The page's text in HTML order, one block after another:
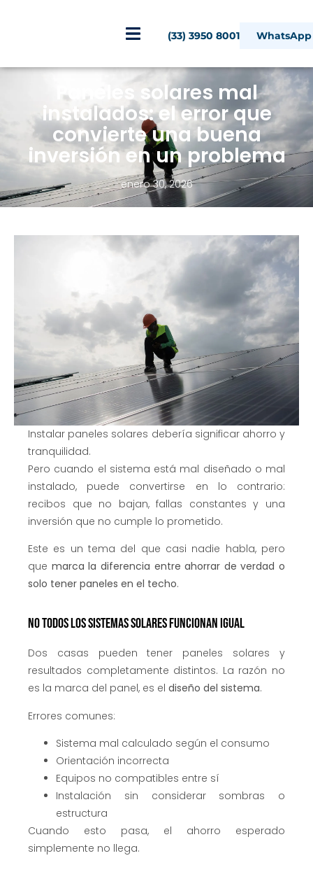
(33) 3950 8001 WhatsApp
Paneles solares mal
instalados: el error que
convierte una buena
inversión en un problema
enero 30, 2026
Instalar paneles solares debería significar ahorro y
tranquilidad.
Pero cuando el sistema está mal diseñado o mal
instalado, puede convertirse en lo contrario:
recibos que no bajan, fallas constantes y una
inversión que no cumple lo prometido.
Este es un tema del que casi nadie habla, pero
que marca la diferencia entre ahorrar de verdad o
solo tener paneles en el techo.
No todos los sistemas solares funcionan igual
Dos casas pueden tener paneles solares y
resultados completamente distintos. La razón no
es la marca del panel, es el diseño del sistema.
Errores comunes:
Sistema mal calculado según el consumo
Orientación incorrecta
Equipos no compatibles entre sí
Instalación sin considerar sombras o
estructura
Cuando esto pasa, el ahorro esperado
simplemente no llega.